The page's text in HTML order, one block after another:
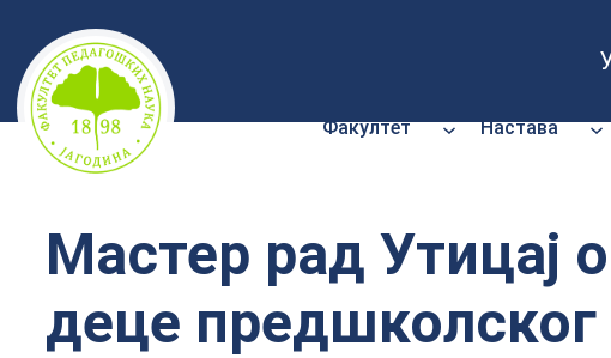
Скочи
на
садржај
Факултет Настава
Мастер рад Утицај
деце